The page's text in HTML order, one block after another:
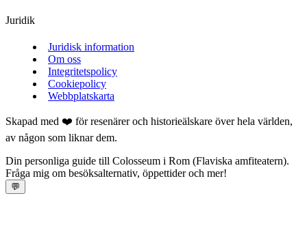
Juridik
Juridisk information
Om oss
Integritetspolicy
Cookiepolicy
Webbplatskarta
Skapad med ❤️ för resenärer och historieälskare över hela världen,
av någon som liknar dem.
Din personliga guide till Colosseum i Rom (Flaviska amfiteatern).
Fråga mig om besöksalternativ, öppettider och mer!
💬